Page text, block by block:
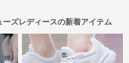
ーズレディースの新着アイテム